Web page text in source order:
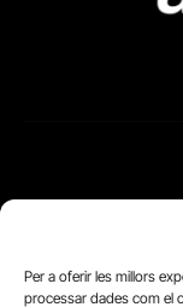
Per a oferir les millors
processar dades com el